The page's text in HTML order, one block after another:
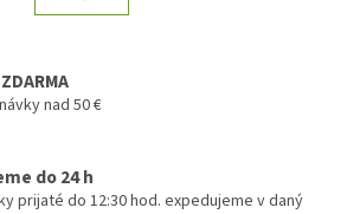
á
i
r
v
k
n
i
nad 50 €
do 24 h
prijaté do 12:30 hod. expedujeme v daný